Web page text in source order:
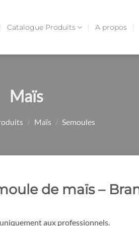
Catalogue Produits A propos
Maïs
/ Maïs / Semoules
de maïs –
aux professionnels.